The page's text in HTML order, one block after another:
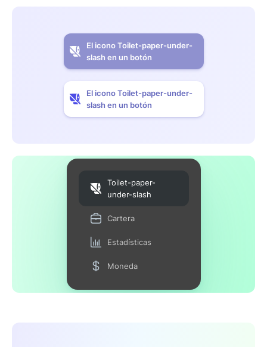
El icono Toilet-paper-under-
slash en un botón
El icono Toilet-paper-under-
slash en un botón
Toilet-paper-
under-slash
Cartera
Estadísticas
Moneda